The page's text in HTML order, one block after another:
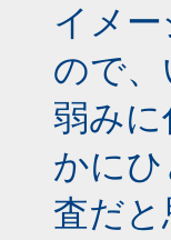
イメ
ので
弱み
かに
査だと